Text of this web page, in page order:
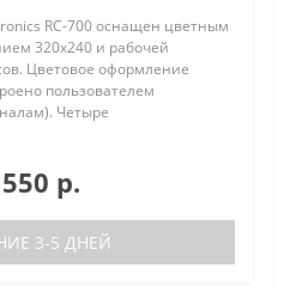
RC-700 оснащен цветным
320х240 и рабочей
Цветовое оформление
пользователем
Четыре
р.
3-5 ДНЕЙ